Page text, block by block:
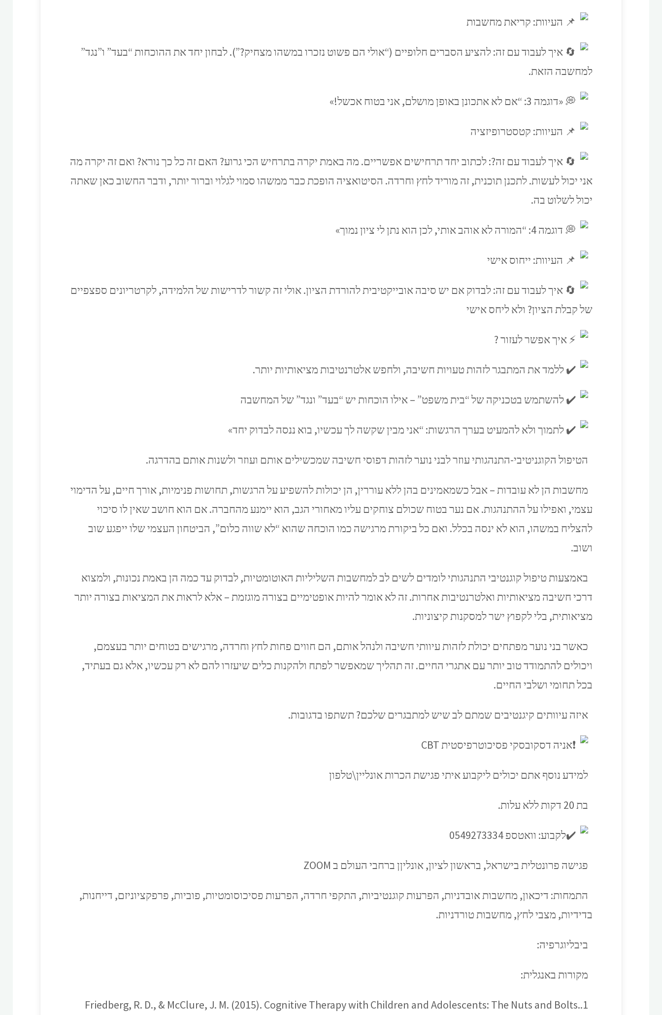
העיוות: קריאת מחשבות
איך לעבוד עם זה: להציע הסברים חלופיים (“אולי הם פשוט נזכרו במשהו מצחיק?”). לבחון יחד את ההוכחות “בעד” ו”נגד”
למחשבה הזאת.
«דוגמה 3: “אם לא אתכונן באופן מושלם, אני בטוח אכשל!»
העיוות: קטסטרופיזציה
איך לעבוד עם זה?: לכתוב יחד תרחישים אפשריים. מה באמת יקרה בתרחיש הכי גרוע? האם זה כל כך נורא? ואם זה יקרה מה
אני יכול לעשות. לתכנן תוכנית, זה מוריד לחץ וחרדה. הסיטואציה הופכת כבר ממשהו סמוי לגלוי וברור יותר, ודבר החשוב כאן שאתה
יכול לשלוט בה.
דוגמה 4: “המורה לא אוהב אותי, לכן הוא נתן לי ציון נמוך»
העיוות: ייחוס אישי
איך לעבוד עם זה: לבדוק אם יש סיבה אובייקטיבית להורדת הציון. אולי זה קשור לדרישות של הלמידה, לקרטריונים ספצפיים
של קבלת הציון? ולא ליחס אישי
איך אפשר לעזור ?
ללמד את המתבגר לזהות טעויות חשיבה, ולחפש אלטרנטיבות מציאותיות יותר.
להשתמש בטכניקה של “בית משפט” – אילו הוכחות יש “בעד” ונגד” של המחשבה
לתמוך ולא להמעיט בערך הרגשות: “אני מבין שקשה לך עכשיו, בוא ננסה לבדוק יחד»
הטיפול הקוגניטיבי-התנהגותי עוזר לבני נוער לזהות דפוסי חשיבה שמכשילים אותם ועוזר ולשנות אותם בהדרגה.
מחשבות הן לא עובדות – אבל כשמאמינים בהן ללא עוררין, הן יכולות להשפיע על הרגשות, תחושות פנימיות, אורך חיים, על הדימוי
עצמי, ואפילו על ההתנהגות. אם נער בטוח שכולם צוחקים עליו מאחורי הגב, הוא יימנע מהחברה. אם הוא חושב שאין לו סיכוי
להצליח במשהו, הוא לא ינסה בכלל. ואם כל ביקורת מרגישה כמו הוכחה שהוא “לא שווה כלום”, הביטחון העצמי שלו ייפגע שוב
ושוב.
באמצעות טיפול קוגנטיבי התנהגותי לומדים לשים לב למחשבות השליליות האוטומטיות, לבדוק עד כמה הן באמת נכונות, ולמצוא
דרכי חשיבה מציאותיות ואלטרנטיבות אחרות. זה לא אומר להיות אופטימיים בצורה מוגזמת – אלא לראות את המציאות בצורה יותר
מציאותית, בלי לקפוץ ישר למסקנות קיצוניות.
כאשר בני נוער מפתחים יכולת לזהות עיוותי חשיבה ולנהל אותם, הם חווים פחות לחץ וחרדה, מרגישים בטוחים יותר בעצמם,
ויכולים להתמודד טוב יותר עם אתגרי החיים. זה תהליך שמאפשר לפתח ולהקנות כלים שיעזרו להם לא רק עכשיו, אלא גם בעתיד,
בכל תחומי ושלבי החיים.
איזה עיוותים קיגנטיבים שמתם לב שיש למתבגרים שלכם? תשתפו בדגובות.
אניה דסקובסקי פסיכוטרפיסטית CBT
למידע נוסף אתם יכולים ליקבוע איתי פגישת הכרות אונליין\טלפון
בת 20 דקות ללא עלות.
לקבוע: וואטספ 0549273334
פגישה פרונטלית בישראל, בראשון לציון, אונליןן ברחבי העולם ב ZOOM
התמחות: דיכאון, מחשבות אובדניות, הפרעות קוגנטיביות, התקפי חרדה, הפרעות פסיכוסומטיות, פוביות, פרפקציוניזם, דייחנות,
בדידיות, מצבי לחץ, מחשבות טורדניות.
ביבליוגרפיה:
מקורות באנגלית:
1.Friedberg, R. D., & McClure, J. M. (2015). Cognitive Therapy with Children and Adolescents: The Nuts and Bolts.